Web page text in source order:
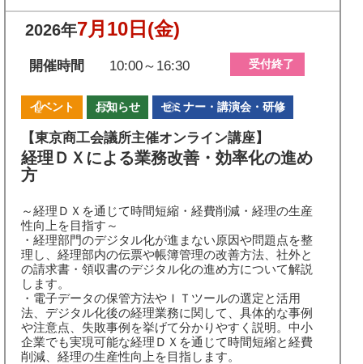
2026年7月10日 (金)
開催時間 10:00～16:30 受付終了
イベント お知らせ セミナー・講演会・研修
【東京商工会議所主催オンライン講座】
経理ＤＸによる業務改善・効率化の進め
方
～経理ＤＸを通じて時間短縮・経費削減・経理の生産
性向上を目指す～
・経理部門のデジタル化が進まない原因や問題点を整
理し、経理部内の伝票や帳簿管理の改善方法、社外と
の請求書・領収書のデジタル化の進め方について解説
します。
・電子データの保管方法やＩＴツールの選定と活用
法、デジタル化後の経理業務に関して、具体的な事例
や注意点、失敗事例を挙げて分かりやすく説明。中小
企業でも実現可能な経理ＤＸを通じて時間短縮と経費
削減、経理の生産性向上を目指します。